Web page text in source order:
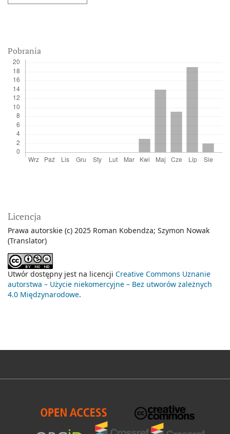
Pobrania
Licencja
Prawa autorskie (c) 2025 Roman Kobendza; Szymon Nowak
(Translator)
Utwór dostępny jest na licencji Creative Commons Uznanie
autorstwa – Użycie niekomercyjne – Bez utworów zależnych
4.0 Międzynarodowe.